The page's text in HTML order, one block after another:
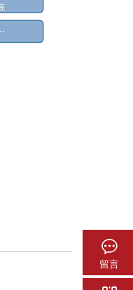
留言